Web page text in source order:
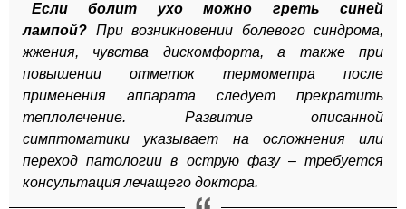
Если болит ухо можно греть синей
лампой? При возникновении болевого синдрома,
жжения, чувства дискомфорта, а также при
повышении отметок термометра после
применения аппарата следует прекратить
теплолечение. Развитие описанной
симптоматики указывает на осложнения или
переход патологии в острую фазу – требуется
консультация лечащего доктора.